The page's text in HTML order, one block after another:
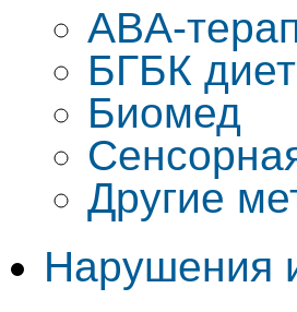
ABA-
БГБК
Биомед
Другие
Нарушения